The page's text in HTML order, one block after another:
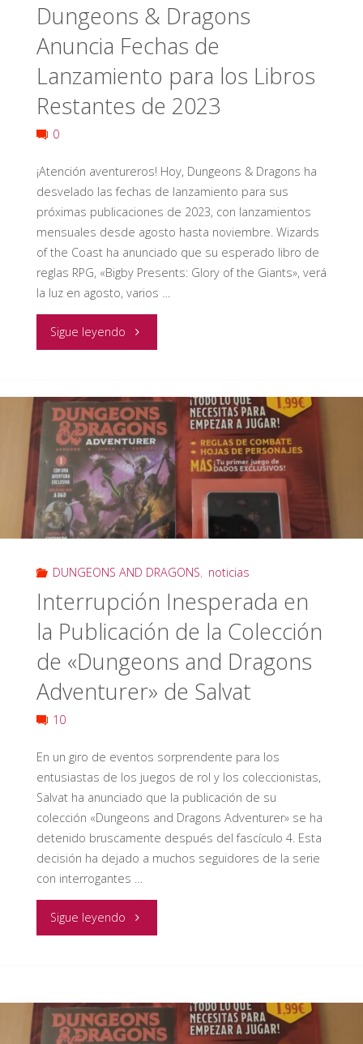
Dungeons & Dragons
Anuncia Fechas de
Lanzamiento para los Libros
Restantes de 2023
0
¡Atención aventureros! Hoy, Dungeons & Dragons ha
desvelado las fechas de lanzamiento para sus
próximas publicaciones de 2023, con lanzamientos
mensuales desde agosto hasta noviembre. Wizards
of the Coast ha anunciado que su esperado libro de
reglas RPG, «Bigby Presents: Glory of the Giants», verá
la luz en agosto, varios …
Sigue leyendo "Dungeons
Dragons
Anuncia
Fechas
de
Lanzamiento
para
los
Libros
Restantes
DUNGEONS AND DRAGONS, noticias
Interrupción Inesperada en
la Publicación de la Colección
de «Dungeons and Dragons
Adventurer» de Salvat
10
En un giro de eventos sorprendente para los
entusiastas de los juegos de rol y los coleccionistas,
Salvat ha anunciado que la publicación de su
colección «Dungeons and Dragons Adventurer» se ha
detenido bruscamente después del fascículo 4. Esta
decisión ha dejado a muchos seguidores de la serie
con interrogantes …
Sigue leyendo "Interrupción
la